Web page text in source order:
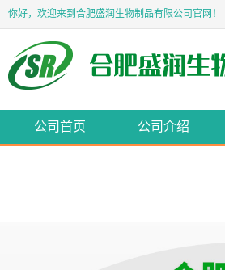
你好，欢迎来到合肥盛润生物制品有限公司官网！
公司首页 公司介绍